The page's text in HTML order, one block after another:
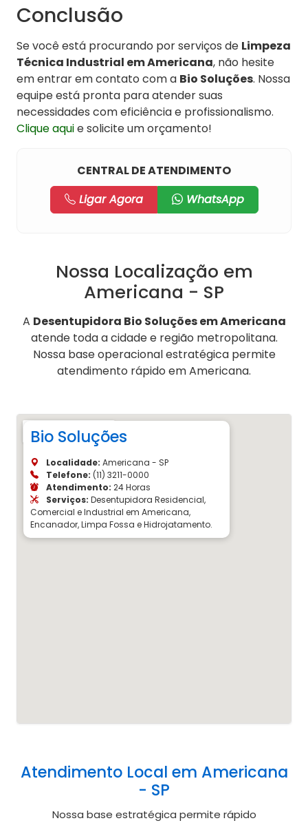
Conclusão
Se você está procurando por serviços de Limpeza
Técnica Industrial em Americana, não hesite
em entrar em contato com a Bio Soluções. Nossa
equipe está pronta para atender suas
necessidades com eficiência e profissionalismo.
Clique aquie solicite um orçamento!
CENTRAL DE ATENDIMENTO
Ligar Agora
WhatsApp
Nossa Localização em
Americana - SP
A Desentupidora Bio Soluções em Americana
atende toda a cidade e região metropolitana.
Nossa base operacional estratégica permite
atendimento rápido em Americana.
Bio Soluções
Localidade: Americana - SP
Telefone: (11) 3211-0000
Atendimento: 24 Horas
Serviços: Desentupidora Residencial,
Comercial e Industrial em Americana,
Encanador, Limpa Fossa e Hidrojatamento.
Atendimento Local em Americana
- SP
Nossa base estratégica permite rápido